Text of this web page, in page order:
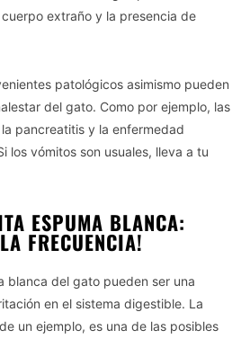
extraño y la presencia de
patológicos asimismo pueden
del gato. Como por ejemplo, las
pancreatitis y la enfermedad
los vómitos son usuales, lleva a tu
ESPUMA BLANCA:
FRECUENCIA!
blanca del gato pueden ser una
en el sistema digestible. La
un ejemplo, es una de las posibles